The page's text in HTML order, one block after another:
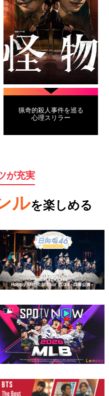
猟奇的殺人事件を巡る
心理スリラー
が充実
ルを楽しめる